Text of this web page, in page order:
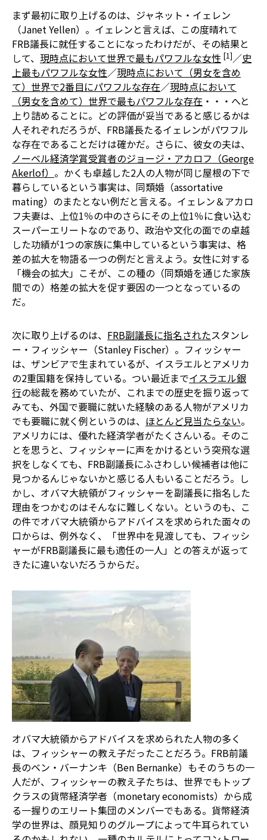
まず最初に取り上げるのは、ジャネット・イェレン
（Janet Yellen）。イェレンと言えば、この度晴れて
FRB議長に就任することになったわけだが、その結果と
して、 現時点において世界で最もパワフルな女性 [1]／史
上最もパワフルな女性／現時点において（男女を含め
て）世界で2番目にパワフルな存在／現時点において
（男女を含めて）世界で最もパワフルな存在 ・・・へと
上り詰めることに。どの評価が妥当であると感じるかは
人それぞれだろうが、FRB議長たるイェレンがパワフル
な存在であることだけは確かだ。さらに、彼女の夫は、
ノーベル経済学賞受賞者のジョージ・アカロフ（George
Akerlof） 。かくも卓越した2人の人物が同じ屋根の下で
暮らしているという事実は、同類婚（assortative
mating）のまたとない例だと言える。イェレン＆アカロ
フ夫妻は、上位1％の中のさらにその上位1％に食い込む
スーパーエリートなのであり、政治や文化の面での卓越
した功績が1つの家族に集中しているという事実は、格
差の拡大を物語る一つの例だと言えよう。女性に対する
「機会の拡大」こそが、この種の（同類婚を通じた家族
間での）格差の拡大を促す要因の一つとなっているの
だ。
次に取り上げるのは、 FRB副議長に指名されたスタンレ
ー・フィッシャー（Stanley Fischer）。フィッシャー
は、ザンビアで生まれているが、イスラエルとアメリカ
の2重国籍を保持している。つい最近までイスラエル銀
行の総裁を務めていたが、これまでの歴史を振り返って
みても、外国で要職に就いた経験のある人物がアメリカ
でも要職に就く例というのは、 ほとんど見当たらない。
アメリカには、優れた経済学者がたくさんいる。そのこ
とを思うと、フィッシャーに声をかけるという突飛な選
択をしなくても、FRB副議長にふさわしい候補者は他に
見つかるんじゃないかと感じる人もいることだろう。し
かし、オバマ大統領がフィッシャーを副議長に指名した
理由をつかむのはそんなに難しくない。というのも、こ
の件でオバマ大統領からアドバイスを求められた面々の
口からは、例外なく、「世界中を見渡しても、フィッシ
ャーがFRB副議長に最も適任の一人」との答えが返って
きたに違いないだろうからだ。
オバマ大統領からアドバイスを求められた人物の多く
は、フィッシャーの教え子だったことだろう。FRB前議
長のベン・バーナンキ（Ben Bernanke）もそのうちの一
人だが、フィッシャーの教え子たちは、世界でもトップ
クラスの貨幣経済学者（monetary economists）から成
る一握りのエリート集団のメンバーでもある。貨幣経済
学の世界は、顔見知りのグループによって牛耳られてい